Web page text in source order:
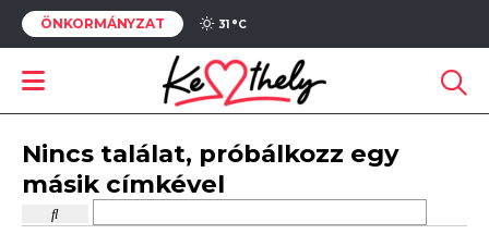
ÖNKORMÁNYZAT 31 °C
Nincs találat, próbálkozz egy
másik címkével